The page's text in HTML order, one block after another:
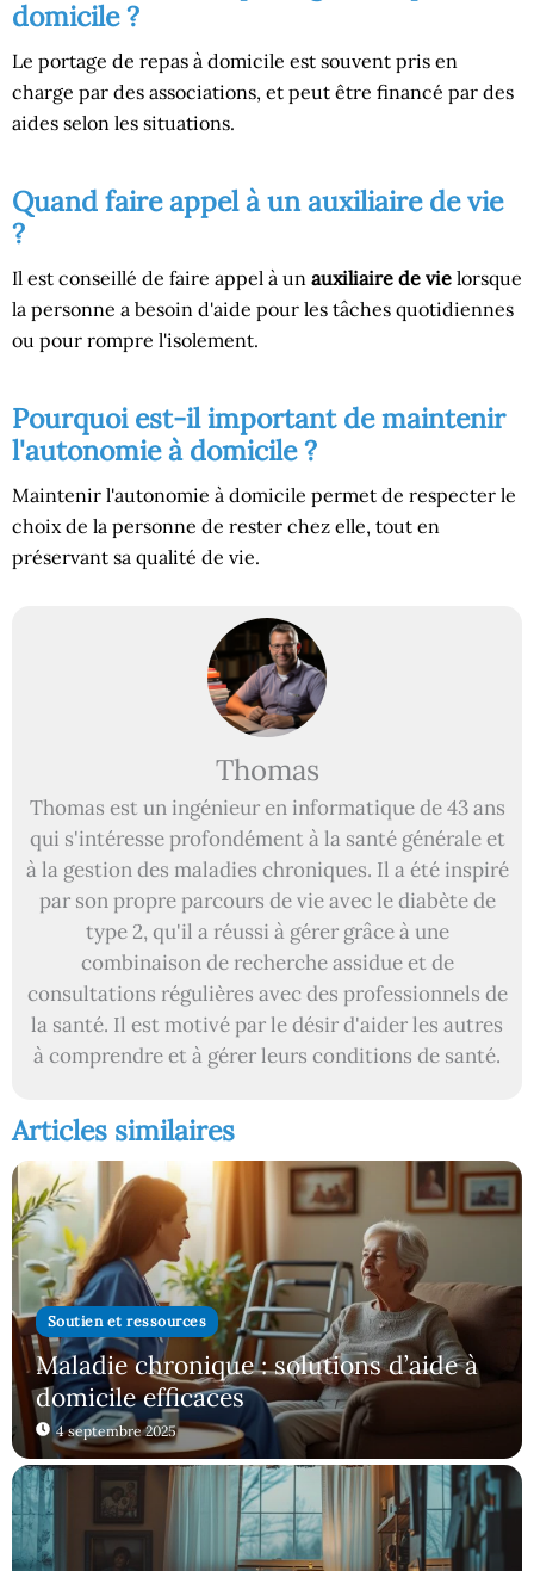
domicile ?
Le portage de repas à domicile est souvent pris en
charge par des associations, et peut être financé par des
aides selon les situations.
Quand faire appel à un auxiliaire de vie
?
Il est conseillé de faire appel à un auxiliaire de vie lorsque
la personne a besoin d'aide pour les tâches quotidiennes
ou pour rompre l'isolement.
Pourquoi est-il important de maintenir
l'autonomie à domicile ?
Maintenir l'autonomie à domicile permet de respecter le
choix de la personne de rester chez elle, tout en
préservant sa qualité de vie.
Thomas
Thomas est un ingénieur en informatique de 43 ans
qui s'intéresse profondément à la santé générale et
à la gestion des maladies chroniques. Il a été inspiré
par son propre parcours de vie avec le diabète de
type 2, qu'il a réussi à gérer grâce à une
combinaison de recherche assidue et de
consultations régulières avec des professionnels de
la santé. Il est motivé par le désir d'aider les autres
à comprendre et à gérer leurs conditions de santé.
Articles similaires
Soutien et ressources
Maladie chronique : solutions d’aide à
domicile efficaces
4 septembre 2025